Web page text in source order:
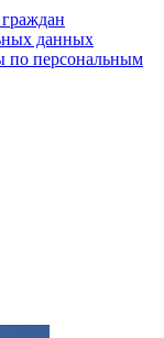
данных
по персональным